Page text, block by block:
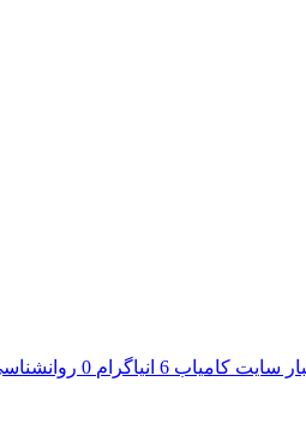
سایت کامیاب 6 انیاگرام 0